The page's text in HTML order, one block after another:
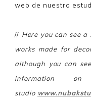
web de nuestro
// Here you can see
works made for
although you can
information
studio